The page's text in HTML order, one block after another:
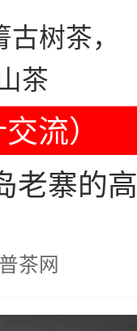
树茶，
茶
流）
老寨的高
茶网